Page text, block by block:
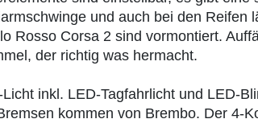
und auch bei den Reifen
Rosso Corsa 2 sind vormontiert.
der richtig was hermacht.
Licht inkl. LED-Tagfahrlicht und LED-
kommen von Brembo. Der 4-